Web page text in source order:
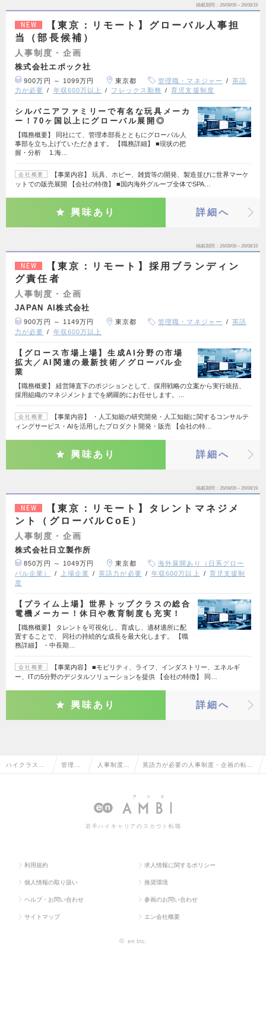
掲載期間 26/08/06～26/08/19
NEW
【東京：リモート】グローバル人事担
当（部長候補）
人事制度・企画
株式会社エポック社
900万円 ～ 1099万円 東京都 管理職・マネジャー
英語
力が必要
年収600万以上 フレックス勤務 育児支援制度
シルバニアファミリーで有名な玩具メーカ
ー！70ヶ国以上にグローバル展開◎
【職務概要】 同社にて、管理本部長とともにグローバル人
事部を立ち上げていただきます。 【職務詳細】 ■現状の把
握・分析 1.海…
会社概要
【事業内容】 玩具、ホビー、雑貨等の開発、製造並びに世界マーケ
ットでの販売展開 【会社の特徴】 ■国内海外グループ全体でSPA…
興味あり 詳細へ
掲載期間 26/08/06～26/08/19
NEW
【東京：リモート】採用ブランディン
グ責任者
人事制度・企画
JAPAN AI株式会社
900万円 ～ 1149万円 東京都 管理職・マネジャー
英語
力が必要
年収600万以上
【グロース市場上場】生成AI分野の市場
拡大／AI関連の最新技術／グローバル企
業
【職務概要】 経営陣直下のポジションとして、採用戦略の立案から実行統括、
採用組織のマネジメントまでを網羅的にお任せします。…
会社概要
【事業内容】 ・人工知能の研究開発・人工知能に関するコンサルテ
ィングサービス・AIを活用したプロダクト開発・販売 【会社の特…
興味あり 詳細へ
掲載期間 26/08/06～26/08/19
NEW
【東京：リモート】タレントマネジメ
ント（グローバルCoE）
人事制度・企画
株式会社日立製作所
850万円 ～ 1049万円 東京都
海外展開あり（日系グロー
バル企業）
上場企業 英語力が必要 年収600万以上
育児支援制
度
【プライム上場】世界トップクラスの総合
電機メーカー！休日や教育制度も充実！
【職務概要】 タレントを可視化し、育成し、適材適所に配
置することで、 同社の持続的な成長を最大化します。 【職
務詳細】 ・中長期…
会社概要
【事業内容】 ■モビリティ、ライフ、インダストリー、エネルギ
ー、ITの5分野のデジタルソリューションを提供 【会社の特徴】 同…
興味あり 詳細へ
ハイクラス求 管理部 人事制度・ 英語力が必要の人事制度・企画の転
若手ハイキャリアのスカウト転職
利用規約 求人情報に関するポリシー
個人情報の取り扱い 推奨環境
ヘルプ・お問い合わせ 参画のお問い合わせ
サイトマップ エン会社概要
© en Inc.